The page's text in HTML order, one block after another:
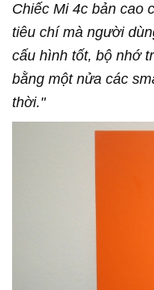
Chiếc Mi 4c bản cao
tiêu chí mà người
cấu hình tốt, bộ nhớ
bằng một nửa các
thời."